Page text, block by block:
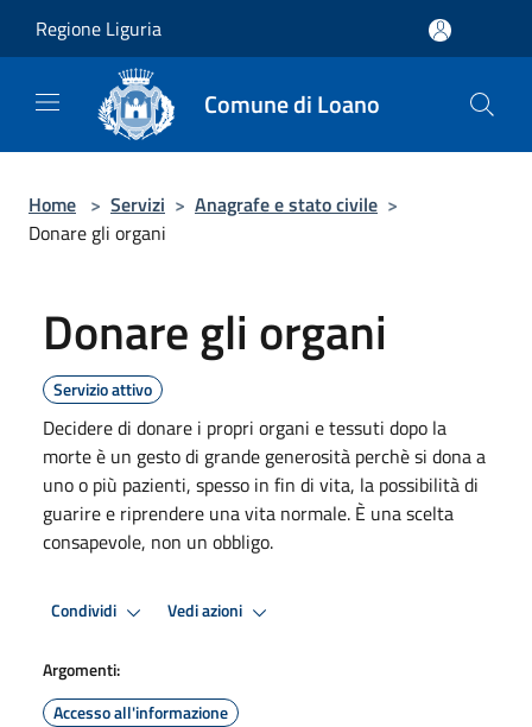
Regione Liguria
Comune di Loano
Home > Servizi > Anagrafe e stato civile >
Donare gli organi
Donare gli organi
Servizio attivo
Decidere di donare i propri organi e tessuti dopo la
morte è un gesto di grande generosità perchè si dona a
uno o più pazienti, spesso in fin di vita, la possibilità di
guarire e riprendere una vita normale. È una scelta
consapevole, non un obbligo.
Condividi Vedi azioni
Argomenti:
Accesso all'informazione